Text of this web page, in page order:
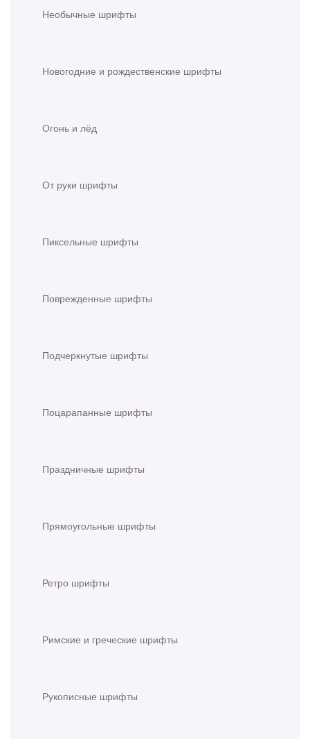
Необычные шрифты
Новогодние и рождественские шрифты
Огонь и лёд
От руки шрифты
Пиксельные шрифты
Поврежденные шрифты
Подчеркнутые шрифты
Поцарапанные шрифты
Праздничные шрифты
Прямоугольные шрифты
Ретро шрифты
Римские и греческие шрифты
Рукописные шрифты